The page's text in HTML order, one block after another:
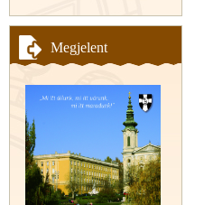
Megjelent